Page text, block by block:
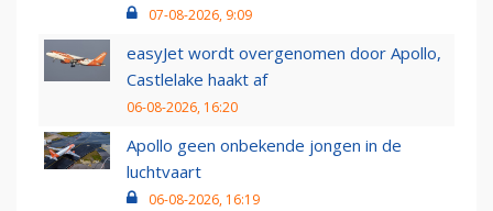
07-08-2026, 9:09
easyJet wordt overgenomen door Apollo,
Castlelake haakt af
06-08-2026, 16:20
Apollo geen onbekende jongen in de
luchtvaart
06-08-2026, 16:19